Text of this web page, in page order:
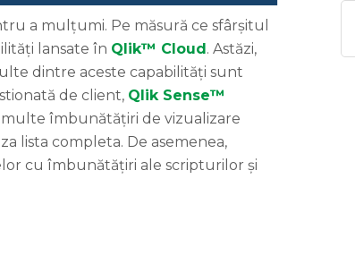
a mulțumi. Pe măsură ce sfârșitul
lansate în Qlik™ Cloud . Astăzi,
dintre aceste capabilități sunt
de client, Qlik Sense™
multe îmbunătățiri de vizualizare
lista completa. De asemenea,
cu îmbunătățiri ale scripturilor și